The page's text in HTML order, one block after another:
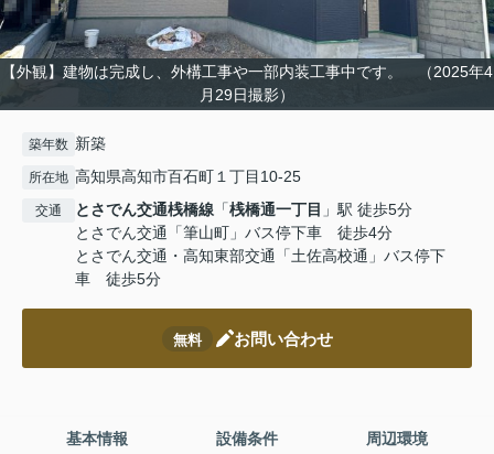
【外観】建物は完成し、外構工事や一部内装工事中です。 （2025年4
月29日撮影）
築年数 新築
所在地 高知県高知市百石町１丁目10-25
交通 とさでん交通桟橋線 「桟橋通一丁目 」駅 徒歩5分
とさでん交通「筆山町」バス停下車 徒歩4分
とさでん交通・高知東部交通「土佐高校通」バス停下
車 徒歩5分
無料 お問い合わせ
基本情報 設備条件 周辺環境